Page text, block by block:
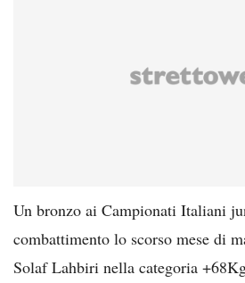
Un bronzo ai Campionati Italiani
combattimento lo scorso mese di
Solaf Lahbiri nella categoria